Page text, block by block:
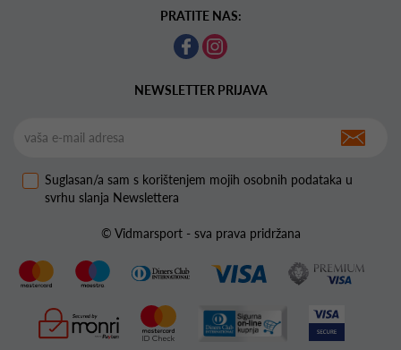
PRATITE NAS:
NEWSLETTER PRIJAVA
Suglasan/a sam s korištenjem mojih osobnih podataka u
svrhu slanja Newslettera
© Vidmarsport - sva prava pridržana